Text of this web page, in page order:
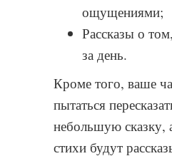
ощущениями;
Рассказы о
за день.
Кроме того, ваше
пытаться
небольшую сказку,
стихи будут